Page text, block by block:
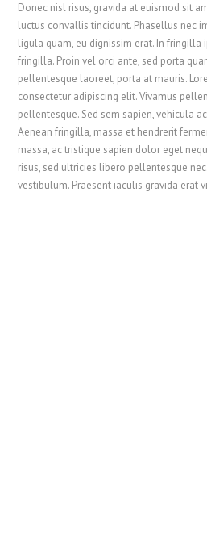
Donec nisl risus, gravida at euismod sit
luctus convallis tincidunt. Phasellus nec
ligula quam, eu dignissim erat. In
fringilla. Proin vel orci ante, sed porta
pellentesque laoreet, porta at mauris.
consectetur adipiscing elit. Vivamus
pellentesque. Sed sem sapien, vehicula
Aenean fringilla, massa et hendrerit
massa, ac tristique sapien dolor eget
risus, sed ultricies libero pellentesque
vestibulum. Praesent iaculis gravida erat